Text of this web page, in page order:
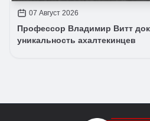
07 Август 2026
Профессор Владимир Витт
уникальность ахалтекинцев